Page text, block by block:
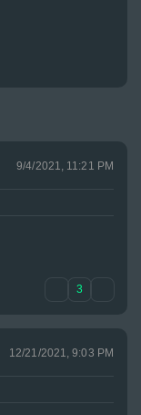
9/4/2021, 11:21 PM
3
12/21/2021, 9:03 PM